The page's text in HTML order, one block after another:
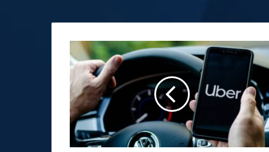
Diputados
del
PLP
presentan
proyecto
de
Ley
para
regular